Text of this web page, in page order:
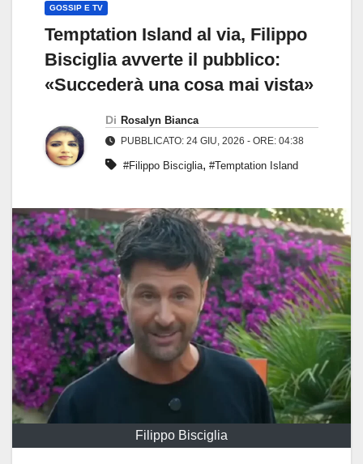
GOSSIP E TV
Temptation Island al via, Filippo
Bisciglia avverte il pubblico:
«Succederà una cosa mai vista»
Di Rosalyn Bianca
PUBBLICATO: 24 GIU, 2026 - ORE: 04:38
#Filippo Bisciglia, #Temptation Island
Filippo Bisciglia